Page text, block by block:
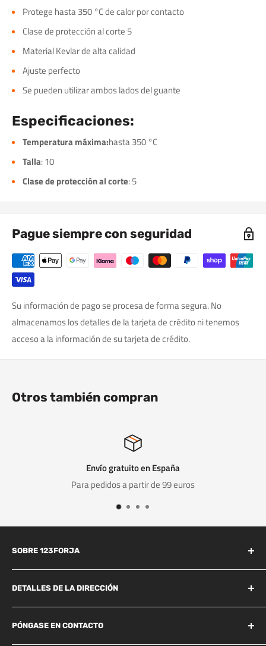
Protege hasta 350 °C de calor por contacto
Clase de protección al corte 5
Material Kevlar de alta calidad
Ajuste perfecto
Se pueden utilizar ambos lados del guante
Especificaciones:
Temperatura máxima:hasta 350 °C
Talla: 10
Clase de protección al corte: 5
Pague siempre con seguridad
Su información de pago se procesa de forma segura. No
almacenamos los detalles de la tarjeta de crédito ni tenemos
acceso a la información de su tarjeta de crédito.
Otros también compran
Envío gratuito en España
Para pedidos a partir de 99 euros
SOBRE 123FORJA
123forja tiene años de experiencia en el campo de la forja y la
fundición.
razonable y, por lo tanto, somos líderes en el mercado de la
DETALLES DE LA DIRECCIÓN
Industrieweg 156B
Best, 5683 CG
PÓNGASE EN CONTACTO